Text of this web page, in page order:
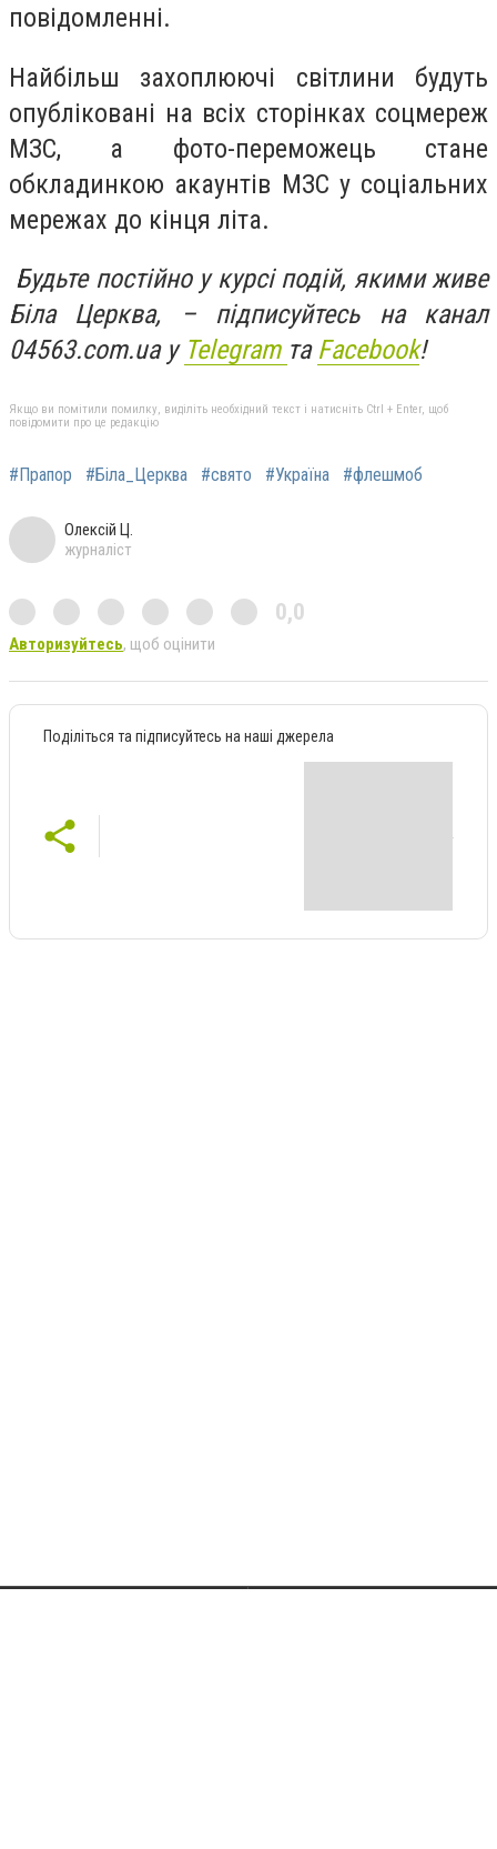
повідомленні.
Найбільш захоплюючі світлини будуть
опубліковані на всіх сторінках соцмереж
МЗС, а фото-переможець стане
обкладинкою акаунтів МЗС у соціальних
мережах до кінця літа.
Будьте постійно у курсі подій, якими живе
Біла Церква, – підписуйтесь на канал
04563.com.ua у Telegram та Facebook!
Якщо ви помітили помилку, виділіть необхідний текст і натисніть Ctrl + Enter, щоб
повідомити про це редакцію
#Прапор #Біла_Церква #свято #Україна #флешмоб
Олексій Ц.
журналіст
0,0
Авторизуйтесь, щоб оцінити
Поділіться та підписуйтесь на наші джерела